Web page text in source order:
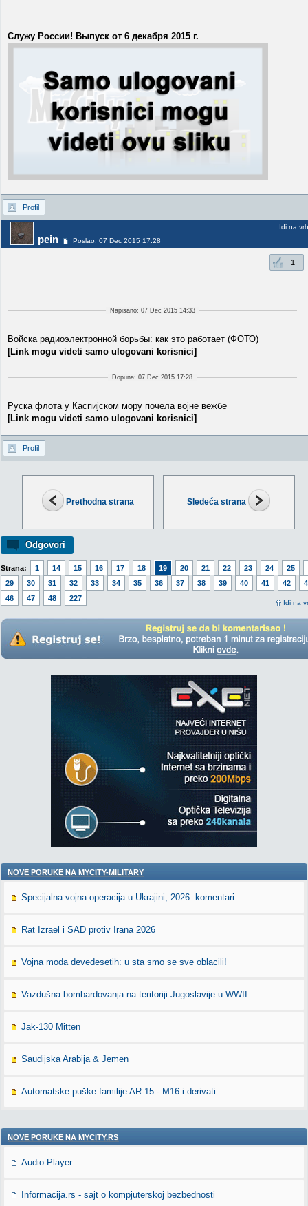
Prethodna strana Sledeća strana
Odgovori
Strana: 1 14 15 16 17 18 19 20 21 22 23 24
25
29
30 31 32 33 34 35 36 37 38 39 40 41 42
46
47 48 227
Idi na
Служу России! Выпуск от 6 декабря 2015 г.
Profil
pein Poslao: 07 Dec 2015 17:28
Idi na vrh
1
Napisano: 07 Dec 2015 14:33
Войска радиоэлектронной борьбы: как это работает (ФОТО)
[Link mogu videti samo ulogovani korisnici]
Dopuna: 07 Dec 2015 17:28
Руска флота у Каспијском мору почела војне вежбе
[Link mogu videti samo ulogovani korisnici]
Profil
NOVE PORUKE NA MYCITY-MILITARY
Specijalna vojna operacija u Ukrajini, 2026. komentari
Rat Izrael i SAD protiv Irana 2026
Vojna moda devedesetih: u sta smo se sve oblacili!
Vazdušna bombardovanja na teritoriji Jugoslavije u WWII
Jak-130 Mitten
Saudijska Arabija & Jemen
Automatske puške familije AR-15 - M16 i derivati
NOVE PORUKE NA MYCITY.RS
Audio Player
Informacija.rs - sajt o kompjuterskoj bezbednosti